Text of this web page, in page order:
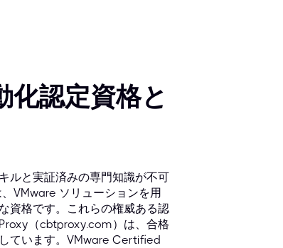
認定資格と
ルと実証済みの専門知識が不可
VMware ソリューションを用
資格です。これらの権威ある認
（cbtproxy.com）は、合格
ています。VMware Certified